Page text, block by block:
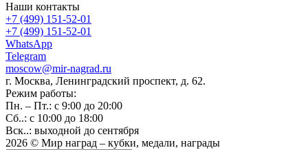
Наши контакты
+7 (499) 151-52-01
+7 (499) 151-52-01
WhatsApp
Telegram
moscow@mir-nagrad.ru
г. Москва, Ленинградский проспект, д. 62.
Режим работы:
Пн. – Пт.: с 9:00 до 20:00
Сб..: с 10:00 до 18:00
Вск..: выходной до сентября
2026 © Мир наград – кубки, медали, награды